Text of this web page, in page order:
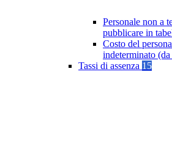
Personale non a
pubblicare in
Costo del
indeterminato
Tassi di assenza 15